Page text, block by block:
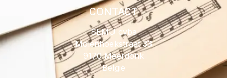
CONTACT
SEMU cvba
Molenhoekstraat 33
9170 Meerdonk
België